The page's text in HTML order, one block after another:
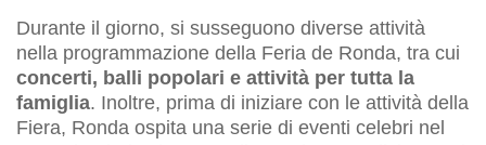
Durante il giorno, si susseguono diverse attività
nella programmazione della Feria de Ronda, tra cui
concerti, balli popolari e attività per tutta la
famiglia. Inoltre, prima di iniziare con le attività della
Fiera, Ronda ospita una serie di eventi celebri nel